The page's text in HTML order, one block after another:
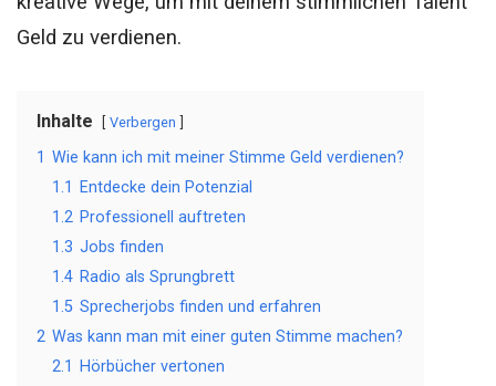
Geld zu verdienen.
Inhalte Verbergen
1 Wie kann ich mit meiner Stimme Geld verdienen?
1.1
Entdecke dein Potenzial
1.2 Professionell auftreten
1.3 Jobs finden
1.4 Radio als Sprungbrett
1.5 Sprecherjobs finden und erfahren
2 Was kann man mit einer guten Stimme machen?
2.1
Hörbücher vertonen